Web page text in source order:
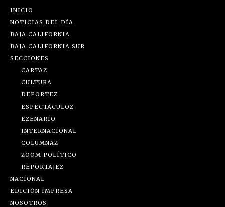
INICIO
NOTICIAS DEL DÍA
BAJA CALIFORNIA
BAJA CALIFORNIA SUR
SECCIONES
CARTAZ
CULTURA
DEPORTEZ
ESPECTÁCULOZ
EZENARIO
INTERNACIONAL
COLUMNAZ
ZOOM POLÍTICO
REPORTAJEZ
NACIONAL
EDICIÓN IMPRESA
NOSOTROS